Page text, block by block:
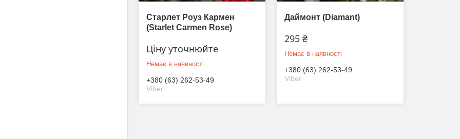
Старлет Роуз Кармен
(Starlet Carmen Rose)
Ціну уточнюйте
Немає в наявності
+380 (63) 262-53-49
Viber
Даймонт (Diamant)
295 ₴
Немає в наявності
+380 (63) 262-53-49
Viber